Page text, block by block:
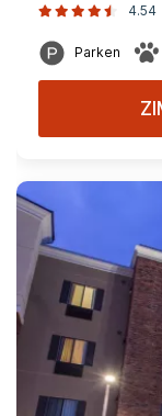
4.54
Parken